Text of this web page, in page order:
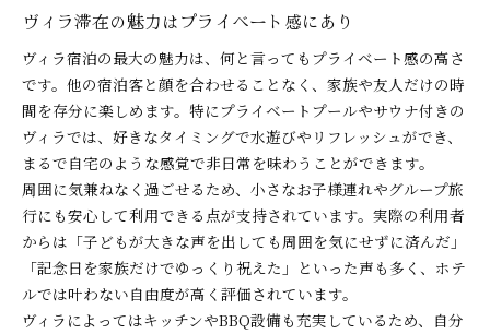
ヴィラ滞在の魅力はプライベート感にあり
ヴィラ宿泊の最大の魅力は、何と言ってもプライベート感の高さ
です。他の宿泊客と顔を合わせることなく、家族や友人だけの時
間を存分に楽しめます。特にプライベートプールやサウナ付きの
ヴィラでは、好きなタイミングで水遊びやリフレッシュができ、
まるで自宅のような感覚で非日常を味わうことができます。
周囲に気兼ねなく過ごせるため、小さなお子様連れやグループ旅
行にも安心して利用できる点が支持されています。実際の利用者
からは「子どもが大きな声を出しても周囲を気にせずに済んだ」
「記念日を家族だけでゆっくり祝えた」といった声も多く、ホテ
ルでは叶わない自由度が高く評価されています。
ヴィラによってはキッチンやBBQ設備も充実しているため、自分